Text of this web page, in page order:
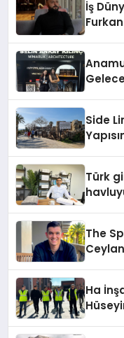
İş
Side
Türk
The
Ha